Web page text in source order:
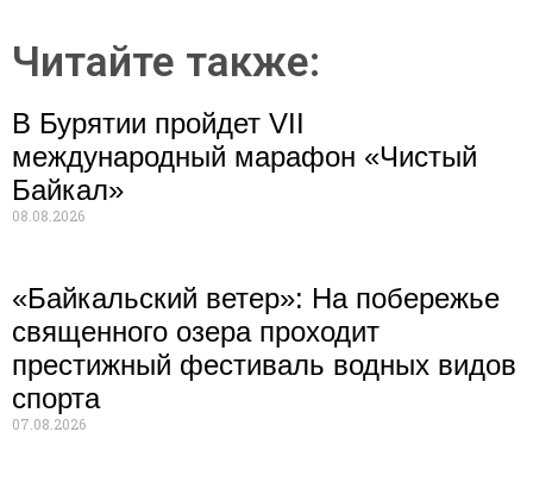
Читайте также:
В Бурятии пройдет VII
международный марафон «Чистый
Байкал»
08.08.2026
«Байкальский ветер»: На побережье
священного озера проходит
престижный фестиваль водных видов
спорта
07.08.2026